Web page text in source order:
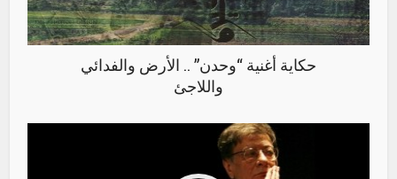
حكاية أغنية “وحدن” .. الأرض والفدائي
واللاجئ